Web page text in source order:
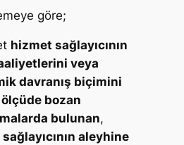
göre;
hizmet sağlayıcının
veya
davranış biçimini
bozan
bulunan,
aleyhine